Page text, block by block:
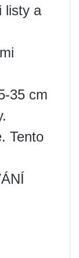
listy a
35 cm
Tento